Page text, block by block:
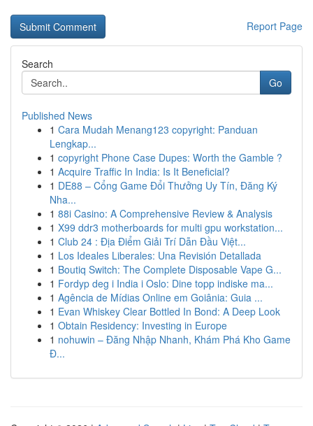
Report Page
Search
Go
Published News
1 Cara Mudah Menang123 copyright: Panduan
Lengkap...
1 copyright Phone Case Dupes: Worth the Gamble ?
1 Acquire Traffic In India: Is It Beneficial?
1 DE88 – Cổng Game Đổi Thưởng Uy Tín, Đăng Ký
Nha...
1 88i Casino: A Comprehensive Review & Analysis
1 X99 ddr3 motherboards for multi gpu workstation...
1 Club 24 : Địa Điểm Giải Trí Dẫn Đầu Việt...
1 Los Ideales Liberales: Una Revisión Detallada
1 Boutiq Switch: The Complete Disposable Vape G...
1 Fordyp deg i India i Oslo: Dine topp indiske ma...
1 Agência de Mídias Online em Goiânia: Guia ...
1 Evan Whiskey Clear Bottled In Bond: A Deep Look
1 Obtain Residency: Investing in Europe
1 nohuwin – Đăng Nhập Nhanh, Khám Phá Kho Game
Đ...